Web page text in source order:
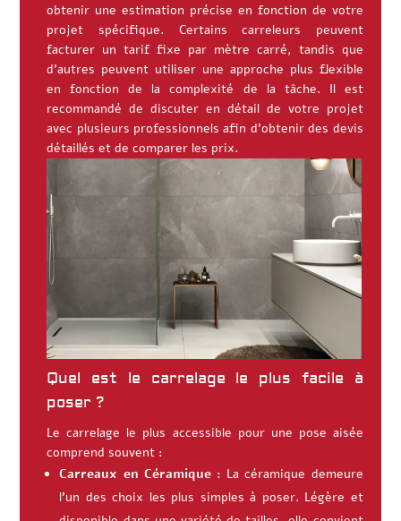
obtenir une estimation précise en fonction de votre
projet spécifique. Certains carreleurs peuvent
facturer un tarif fixe par mètre carré, tandis que
d’autres peuvent utiliser une approche plus flexible
en fonction de la complexité de la tâche. Il est
recommandé de discuter en détail de votre projet
avec plusieurs professionnels afin d’obtenir des devis
détaillés et de comparer les prix.
Quel est le carrelage le plus facile à
poser ?
Le carrelage le plus accessible pour une pose aisée
comprend souvent :
Carreaux en Céramique : La céramique demeure
l’un des choix les plus simples à poser. Légère et